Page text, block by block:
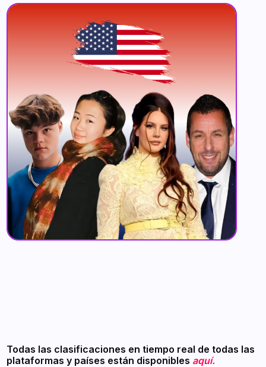
Todas las clasificaciones en tiempo real de todas las
plataformas y países están disponibles aquí.